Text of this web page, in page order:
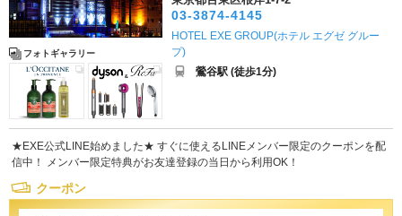
フォトギャラリー
03-3874-4145
HOTEL EXE GROUP(ホテル エグゼ グルー
プ)
鶯谷駅 (徒歩1分)
★EXE公式LINE始めました★ すぐに使えるLINEメンバー限定のクーポンを配
信中！ メンバー限定特典がお友達登録の当日から利用OK！
クーポン